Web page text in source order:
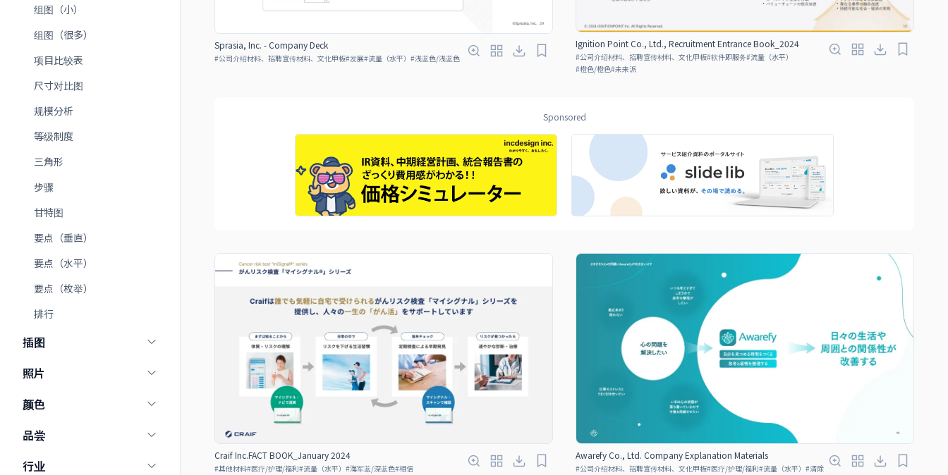
组图（小）
组图（很多）
项目比较表
尺寸对比图
规模分析
等级制度
三角形
步骤
甘特图
要点（垂直）
要点（水平）
要点（枚举）
排行
插图
照片
颜色
品尝
行业
Sprasia, Inc. - Company Deck
#公司介绍材料、招聘宣传材料、文化甲板#发展#流量（水平） #浅蓝色/浅蓝色
Ignition Point Co., Ltd., Recruitment Entrance Book_2024
#公司介绍材料、招聘宣传材料、文化甲板#软件即服务#流量（水平）
#橙色/橙色#未来派
Sponsored
Craif Inc.FACT BOOK_January 2024
#其他材料#医疗/护理/福利#流量（水平） #海军蓝/深蓝色#相信
Awarefy Co., Ltd. Company Explanation Materials
#公司介绍材料、招聘宣传材料、文化甲板#医疗/护理/福利#流量（水平） #清除